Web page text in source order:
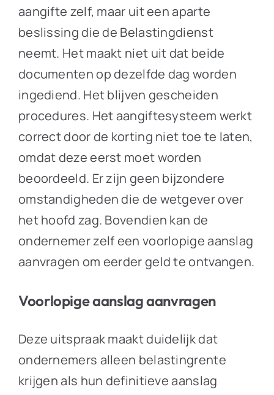
aangifte zelf, maar uit een aparte
beslissing die de Belastingdienst
neemt. Het maakt niet uit dat beide
documenten op dezelfde dag worden
ingediend. Het blijven gescheiden
procedures. Het aangiftesysteem werkt
correct door de korting niet toe te laten,
omdat deze eerst moet worden
beoordeeld. Er zijn geen bijzondere
omstandigheden die de wetgever over
het hoofd zag. Bovendien kan de
ondernemer zelf een voorlopige aanslag
aanvragen om eerder geld te ontvangen.
Voorlopige aanslag aanvragen
Deze uitspraak maakt duidelijk dat
ondernemers alleen belastingrente
krijgen als hun definitieve aanslag